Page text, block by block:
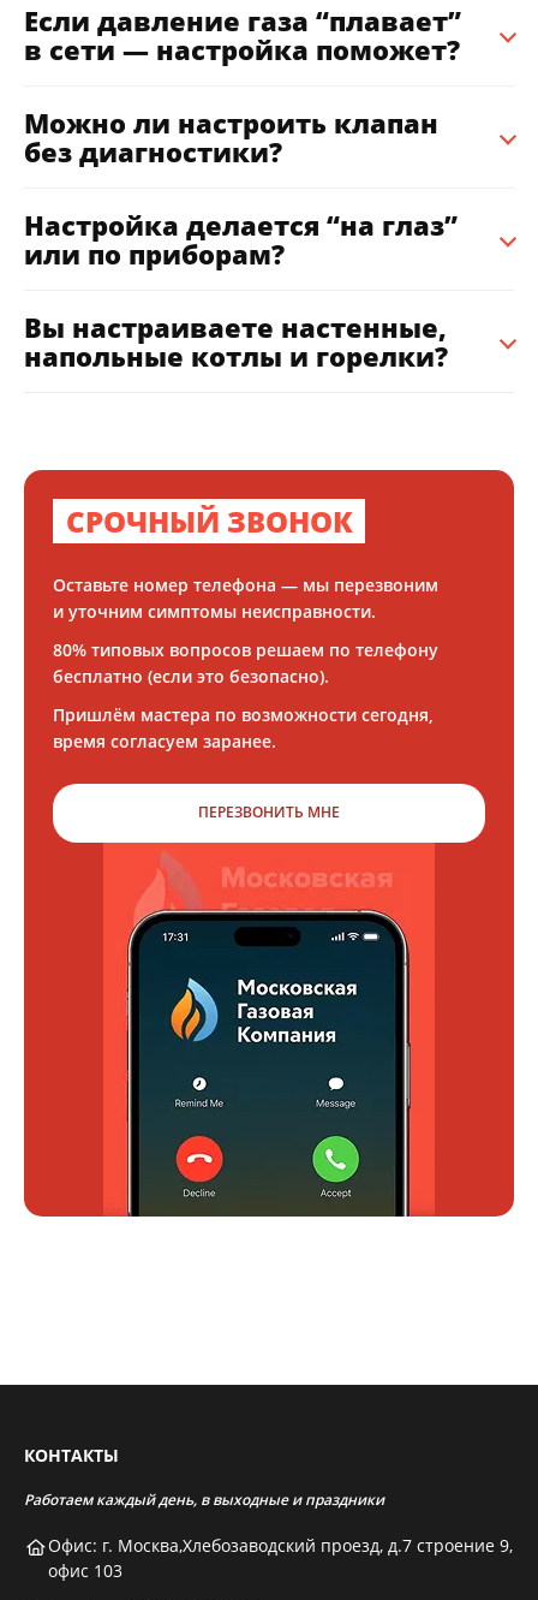
Если давление газа “плавает”
в сети — настройка поможет?
Можно ли настроить клапан
без диагностики?
Настройка делается “на глаз”
или по приборам?
Вы настраиваете настенные,
напольные котлы и горелки?
СРОЧНЫЙ ЗВОНОК
Оставьте номер телефона — мы перезвоним
и уточним симптомы неисправности.
80% типовых вопросов решаем по телефону
бесплатно (если это безопасно).
Пришлём мастера по возможности сегодня,
время согласуем заранее.
ПЕРЕЗВОНИТЬ МНЕ
КОНТАКТЫ
Работаем каждый день, в выходные и праздники
Офис: г. Москва,Хлебозаводский проезд, д.7 строение 9,
офис 103